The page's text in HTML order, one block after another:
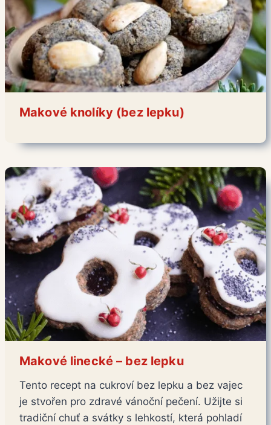
Makové knolíky (bez lepku)
Makové linecké – bez lepku
Tento recept na cukroví bez lepku a bez vajec
je stvořen pro zdravé vánoční pečení. Užijte si
tradiční chuť a svátky s lehkostí, která pohladí